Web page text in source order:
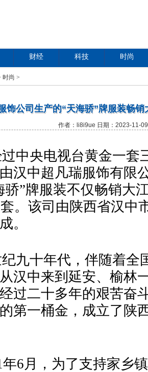
财经 科技 时尚
时尚 >
饰公司生产的“天海骄”牌服装畅
作者：li8i9ue 日期：2023-11-09
央电视台黄金一套
汉中超凡瑞服饰有限
骄”牌服装不仅畅销大
。该司由陕西省汉中
。
十年代，伴随着全
汉中来到延安、榆林
过二十多年的艰苦奋
第一桶金，成立了陕
月，为了支持家乡镇